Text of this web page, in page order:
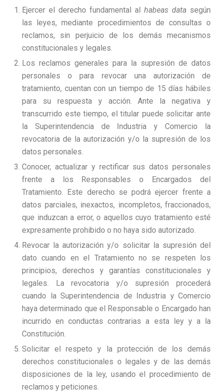
Ejercer el derecho fundamental al habeas data según
las leyes, mediante procedimientos de consultas o
reclamos, sin perjuicio de los demás mecanismos
constitucionales y legales.
Los reclamos generales para la supresión de datos
personales o para revocar una autorización de
tratamiento, cuentan con un tiempo de 15 días hábiles
para su respuesta y acción. Ante la negativa y
transcurrido este tiempo, el titular puede solicitar ante
la Superintendencia de Industria y Comercio la
revocatoria de la autorización y/o la supresión de los
datos personales.
Conocer, actualizar y rectificar sus datos personales
frente a los Responsables o Encargados del
Tratamiento. Este derecho se podrá ejercer frente a
datos parciales, inexactos, incompletos, fraccionados,
que induzcan a error, o aquellos cuyo tratamiento esté
expresamente prohibido o no haya sido autorizado.
Revocar la autorización y/o solicitar la supresión del
dato cuando en el Tratamiento no se respeten los
principios, derechos y garantías constitucionales y
legales. La revocatoria y/o supresión procederá
cuando la Superintendencia de Industria y Comercio
haya determinado que el Responsable o Encargado han
incurrido en conductas contrarias a esta ley y a la
Constitución.
Solicitar el respeto y la protección de los demás
derechos constitucionales o legales y de las demás
disposiciones de la ley, usando el procedimiento de
reclamos y peticiones.